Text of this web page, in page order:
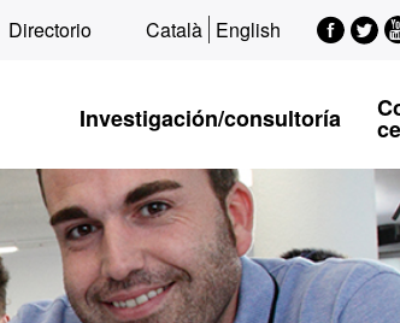
Directorio Català English
Investigación/consultoría